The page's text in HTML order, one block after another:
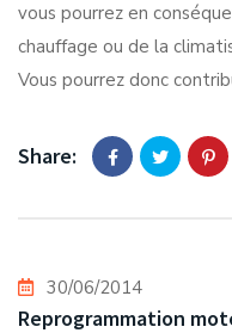
vous pourrez en
chauffage ou de la
Vous pourrez donc
Share:
30/06/2014
Reprogrammation